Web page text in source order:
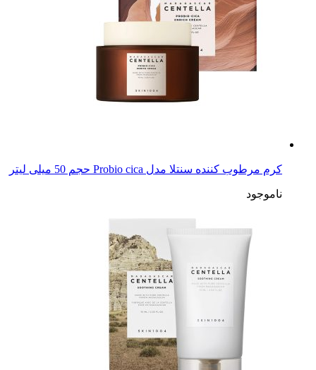
کرم مرطوب کننده سنتلا مدل Probio cica حجم 50 میلی لیتر
ناموجود